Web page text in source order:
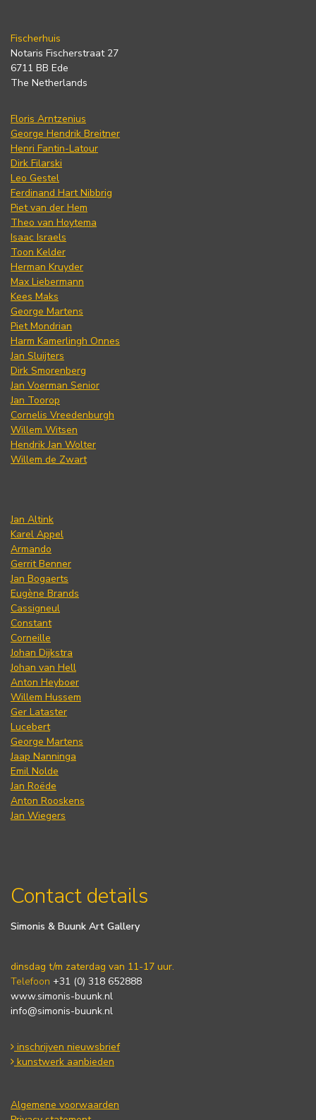
Fischerhuis
Notaris Fischerstraat 27
6711 BB Ede
The Netherlands
Floris Arntzenius
George Hendrik Breitner
Henri Fantin-Latour
Dirk Filarski
Leo Gestel
Ferdinand Hart Nibbrig
Piet van der Hem
Theo van Hoytema
Isaac Israels
Toon Kelder
Herman Kruyder
Max Liebermann
Kees Maks
George Martens
Piet Mondrian
Harm Kamerlingh Onnes
Jan Sluijters
Dirk Smorenberg
Jan Voerman Senior
Jan Toorop
Cornelis Vreedenburgh
Willem Witsen
Hendrik Jan Wolter
Willem de Zwart
Jan Altink
Karel Appel
Armando
Gerrit Benner
Jan Bogaerts
Eugène Brands
Cassigneul
Constant
Corneille
Johan Dijkstra
Johan van Hell
Anton Heyboer
Willem Hussem
Ger Lataster
Lucebert
George Martens
Jaap Nanninga
Emil Nolde
Jan Roëde
Anton Rooskens
Jan Wiegers
Contact details
Simonis & Buunk Art Gallery
dinsdag t/m zaterdag van 11-17 uur.
Telefoon +31 (0) 318 652888
www.simonis-buunk.nl
info@simonis-buunk.nl
inschrijven nieuwsbrief
kunstwerk aanbieden
Algemene voorwaarden